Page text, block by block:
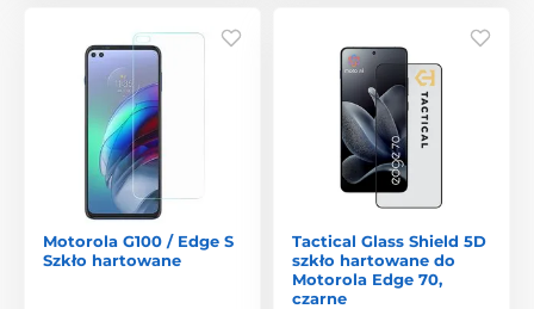
Motorola G100 / Edge S
Szkło hartowane
Tactical Glass Shield 5D
szkło hartowane do
Motorola Edge 70,
czarne